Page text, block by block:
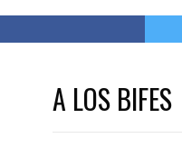
A LOS BIFES